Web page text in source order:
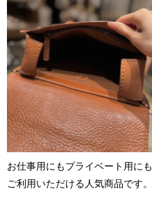
お仕事用にもプライベート用にも
ご利用いただける人気商品です。